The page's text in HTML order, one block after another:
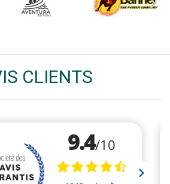
CLIENTS